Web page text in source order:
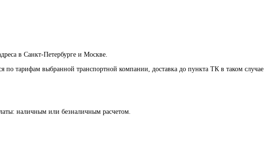
в Санкт-Петербурге и Москве.
по тарифам выбранной транспортной компании, доставка до пункта ТК в таком случае
наличным или безналичным расчетом.